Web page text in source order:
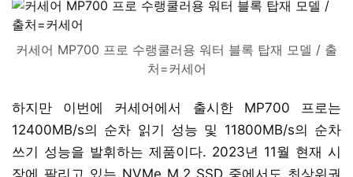
커세어 MP700 프로 수랭쿨러용 워터 블록 탑재 모델 / 출
처=커세어
하지만 이번에 커세어에서 출시한 MP700 프로는
12400MB/s의 순차 읽기 성능 및 11800MB/s의 순차
쓰기 성능을 발휘하는 제품이다. 2023년 11월 현재 시
장에 팔리고 있는 NVMe M.2 SSD 중에서도 최상위권